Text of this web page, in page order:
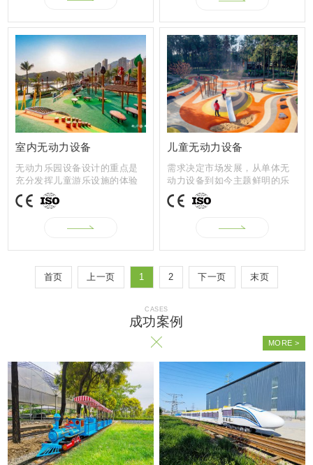
室内无动力设备
无动力乐园设备设计的重点是
充分发挥儿童游乐设施的体验
性作用，为...
儿童无动力设备
需求决定市场发展，从单体无
动力设备到如今主题鲜明的乐
园游乐行业...
首页 上一页 1 2 下一页 末页